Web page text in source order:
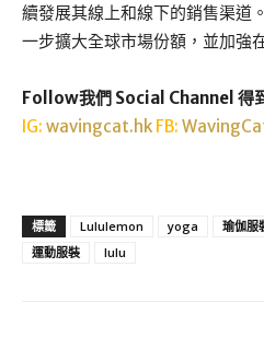
續發展其線上和線下的銷售渠道
一步擴大全球市場份額，並加強
Follow我們 Social Channel 得
IG: wavingcat.hk FB:
標籤 Lululemon yoga 瑜伽服
運動服裝
lulu